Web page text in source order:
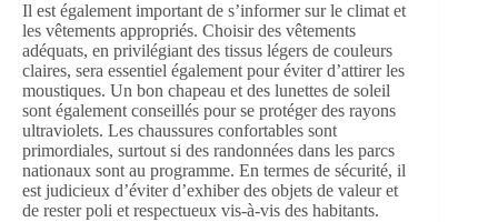
Il est également important de s’informer sur le climat et
les vêtements appropriés. Choisir des vêtements
adéquats, en privilégiant des tissus légers de couleurs
claires, sera essentiel également pour éviter d’attirer les
moustiques. Un bon chapeau et des lunettes de soleil
sont également conseillés pour se protéger des rayons
ultraviolets. Les chaussures confortables sont
primordiales, surtout si des randonnées dans les parcs
nationaux sont au programme. En termes de sécurité, il
est judicieux d’éviter d’exhiber des objets de valeur et
de rester poli et respectueux vis-à-vis des habitants.